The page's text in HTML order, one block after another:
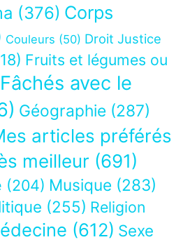
(376) Corps
Couleurs (50) Droit Justice
Fruits et légumes ou
Fâchés avec le
Géographie (287)
articles préférés
meilleur (691)
(204) Musique (283)
(255) Religion
(612) Sexe